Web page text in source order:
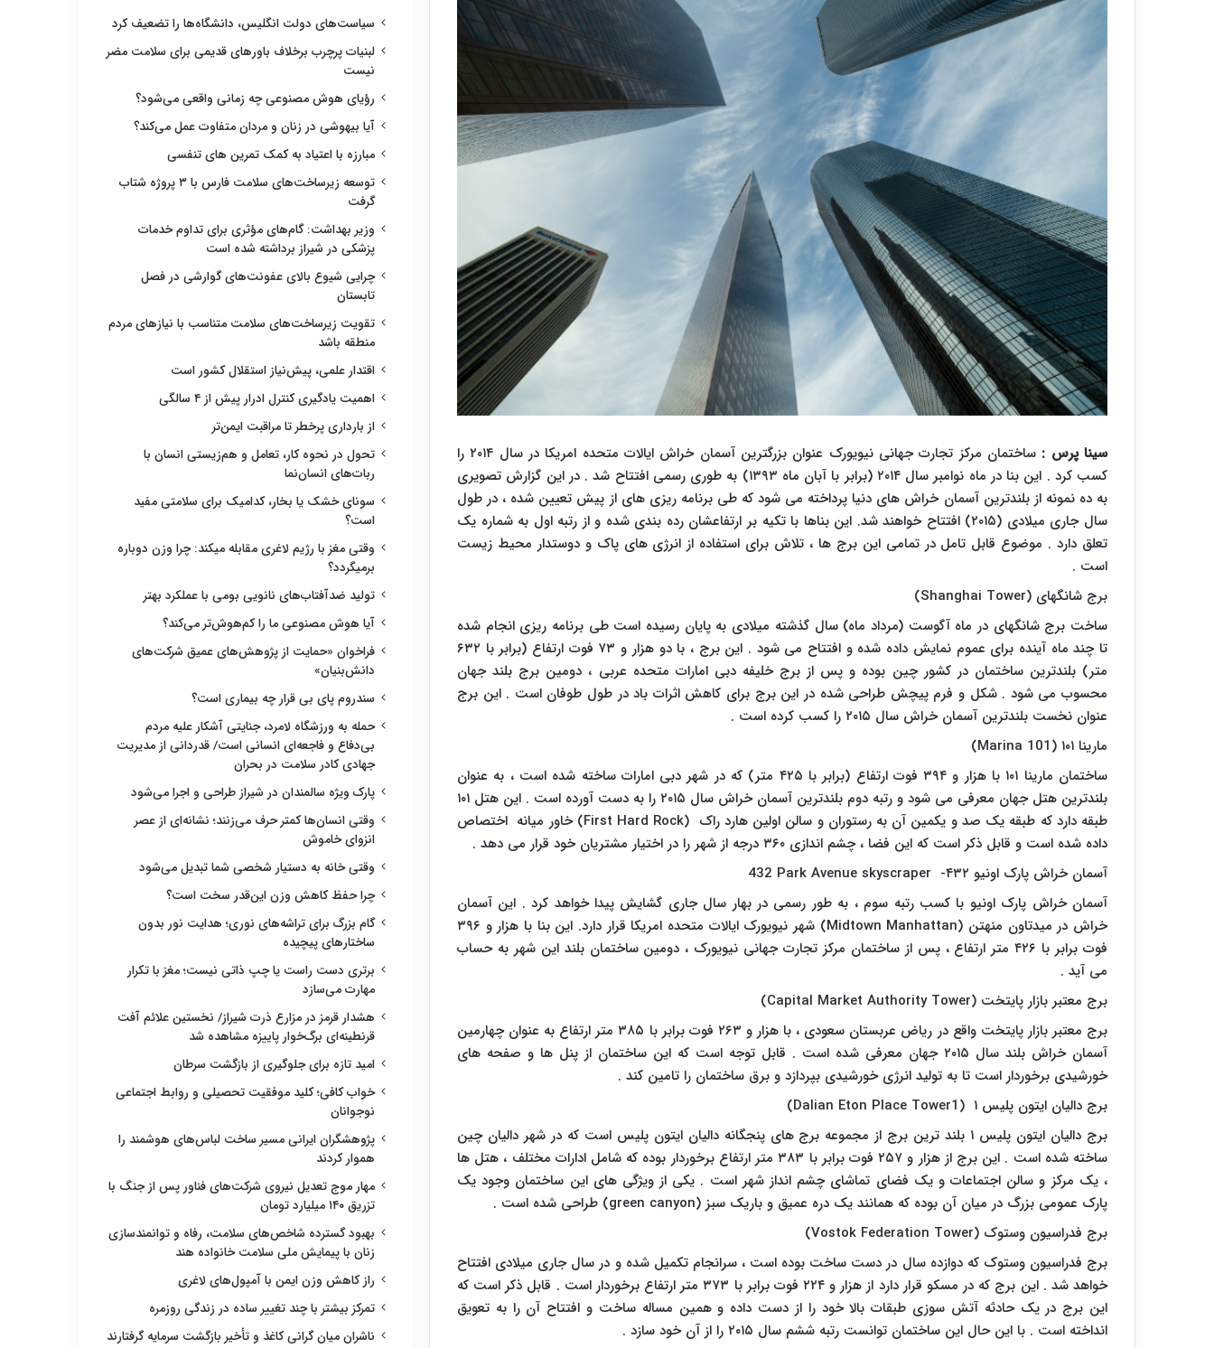
سینا پرس :
ساختمان مرکز تجارت جهانی نیویورک عنوان بزرگترین آسمان خراش ایالات متحده امریکا در سال ۲۰۱۴ را
کسب کرد . این بنا در ماه نوامبر سال ۲۰۱۴ (برابر با آبان ماه ۱۳۹۳) به طوری رسمی افتتاح شد . در این گزارش تصویری
به ده نمونه از بلندترین آسمان خراش های دنیا پرداخته می شود که طی برنامه ریزی های از پیش تعیین شده ، در طول
سال جاری میلادی (۲۰۱۵) افتتاح خواهند شد. این بناها با تکیه بر ارتفاعشان رده بندی شده و از رتبه اول به شماره یک
تعلق دارد . موضوع قابل تامل در تمامی این برج ها ، تلاش برای استفاده از انرژی های پاک و دوستدار محیط زیست
است .
برج شانگهای (Shanghai Tower
)
ساخت برج شانگهای در ماه آگوست (مرداد ماه) سال گذشته میلادی به پایان رسیده است طی برنامه ریزی انجام شده
تا چند ماه آینده برای عموم نمایش داده شده و افتتاح می شود . این برج ، با دو هزار و ۷۳ فوت ارتفاع (برابر با ۶۳۲
متر) بلندترین ساختمان در کشور چین بوده و پس از برج خلیفه دبی امارات متحده عربی ، دومین برج بلند جهان
محسوب می شود . شکل و فرم پیچش طراحی شده در این برج برای کاهش اثرات باد در طول طوفان است . این برج
عنوان نخست بلندترین آسمان خراش سال ۲۰۱۵ را کسب کرده است .
مارینا ۱۰۱ (
Marina 101
)
ساختمان مارینا ۱۰۱ با هزار و ۳۹۴ فوت ارتفاع (برابر با ۴۲۵ متر) که در شهر دبی امارات ساخته شده است ، به عنوان
بلندترین هتل جهان معرفی می شود و رتبه دوم بلندترین آسمان خراش سال ۲۰۱۵ را به دست آورده است . این هتل ۱۰۱
طبقه دارد که طبقه یک صد و یکمین آن به رستوران و سالن اولین هارد راک (First Hard Rock) خاور میانه اختصاص
داده شده است و قابل ذکر است که این فضا ، چشم اندازی ۳۶۰ درجه از شهر را در اختیار مشتریان خود قرار می دهد .
آسمان خراش پارک اونیو ۴۳۲-
432 Park Avenue skyscraper
آسمان خراش پارک اونیو با کسب رتبه سوم ، به طور رسمی در بهار سال جاری گشایش پیدا خواهد کرد . این آسمان
خراش در میدتاون منهتن (Midtown Manhattan
) شهر نیویورک ایالات متحده امریکا قرار دارد. این بنا با هزار و ۳۹۶
فوت برابر با ۴۲۶ متر ارتفاع ، پس از ساختمان مرکز تجارت جهانی نیویورک ، دومین ساختمان بلند این شهر به حساب
می آید .
برج معتبر بازار پایتخت (Capital Market Authority Tower
)
برج معتبر بازار پایتخت واقع در ریاض عربستان سعودی ، با هزار و ۲۶۳ فوت برابر با ۳۸۵ متر ارتفاع به عنوان چهارمین
آسمان خراش بلند سال ۲۰۱۵ جهان معرفی شده است . قابل توجه است که این ساختمان از پنل ها و صفحه های
خورشیدی برخوردار است تا به تولید انرژی خورشیدی بپردازد و برق ساختمان را تامین کند .
برج دالیان ایتون پلیس ۱ (
Dalian Eton Place Tower1
)
برج دالیان ایتون پلیس ۱ بلند ترین برج از مجموعه برج های پنجگانه دالیان ایتون پلیس است که در شهر دالیان چین
ساخته شده است . این برج از هزار و ۲۵۷ فوت برابر با ۳۸۳ متر ارتفاع برخوردار بوده که شامل ادارات مختلف ، هتل ها
، یک مرکز و سالن اجتماعات و یک فضای تماشای چشم انداز شهر است . یکی از ویژگی های این ساختمان وجود یک
پارک عمومی بزرگ در میان آن بوده که همانند یک دره عمیق و باریک سبز (green canyon) طراحی شده است .
برج فدراسیون وستوک (Vostok Federation Tower
)
برج فدراسیون وستوک که دوازده سال در دست ساخت بوده است ، سرانجام تکمیل شده و در سال جاری میلادی افتتاح
خواهد شد . این برج که در مسکو قرار دارد از هزار و ۲۲۴ فوت برابر با ۳۷۳ متر ارتفاع برخوردار است . قابل ذکر است که
این برج در یک حادثه آتش سوزی طبقات بالا خود را از دست داده و همین مساله ساخت و افتتاح آن را به تعویق
انداخته است . با این حال این ساختمان توانست رتبه ششم سال ۲۰۱۵ را از آن خود سازد .
سیاست‌های دولت انگلیس، دانشگاه‌ها را تضعیف کرد
لبنیات پرچرب برخلاف باورهای قدیمی برای سلامت مضر
نیست
رؤیای هوش مصنوعی چه زمانی واقعی می‌شود؟
آیا بیهوشی در زنان و مردان متفاوت عمل می‌کند؟
مبارزه با اعتیاد به کمک تمرین های تنفسی
توسعه زیرساخت‌های سلامت فارس با ۳ پروژه شتاب
گرفت
وزیر بهداشت: گام‌های مؤثری برای تداوم خدمات
پزشکی در شیراز برداشته شده است
چرایی شیوع بالای عفونت‌های گوارشی در فصل
تابستان
تقویت زیرساخت‌های سلامت متناسب با نیازهای مردم
منطقه باشد
اقتدار علمی، پیش‌نیاز استقلال کشور است
اهمیت یادگیری کنترل ادرار پیش از ۴ سالگی
از بارداری پرخطر تا مراقبت ایمن‌تر
تحول در نحوه کار، تعامل و هم‌زیستی انسان با
ربات‌های انسان‌نما
سونای خشک یا بخار، کدامیک برای سلامتی مفید
است؟
وقتی مغز با رژیم لاغری مقابله میکند: چرا وزن دوباره
برمیگردد؟
تولید ضدآفتاب‌های نانویی بومی با عملکرد بهتر
آیا هوش مصنوعی ما را کم‌هوش‌تر می‌کند؟
فراخوان «حمایت از پژوهش‌های عمیق شرکت‌های
دانش‌بنیان»
سندروم پای بی قرار چه بیماری است؟
حمله به ورزشگاه لامرد، جنایتی آشکار علیه مردم
بی‌دفاع و فاجعه‌ای انسانی است/ قدردانی از مدیریت
جهادی کادر سلامت در بحران
پارک ویژه سالمندان در شیراز طراحی و اجرا می‌شود
وقتی انسان‌ها کمتر حرف می‌زنند؛ نشانه‌ای از عصر
انزوای خاموش
وقتی خانه به دستیار شخصی شما تبدیل می‌شود
چرا حفظ کاهش وزن این‌قدر سخت است؟
گام بزرگ برای تراشه‌های نوری؛ هدایت نور بدون
ساختارهای پیچیده
برتری دست راست یا چپ ذاتی نیست؛ مغز با تکرار
مهارت می‌سازد
هشدار قرمز در مزارع ذرت شیراز/ نخستین علائم آفت
قرنطینه‌ای برگ‌خوار پاییزه مشاهده شد
امید تازه برای جلوگیری از بازگشت سرطان
خواب کافی؛ کلید موفقیت تحصیلی و روابط اجتماعی
نوجوانان
پژوهشگران ایرانی مسیر ساخت لباس‌های هوشمند را
هموار کردند
مهار موج تعدیل نیروی شرکت‌های فناور پس از جنگ با
تزریق ۱۴۰ میلیارد تومان
بهبود گسترده شاخص‌های سلامت، رفاه و توانمندسازی
زنان با پیمایش ملی سلامت خانواده هند
راز کاهش وزن ایمن با آمپول‌های لاغری
تمرکز بیشتر با چند تغییر ساده در زندگی روزمره
ناشران میان گرانی کاغذ و تأخیر بازگشت سرمایه گرفتارند